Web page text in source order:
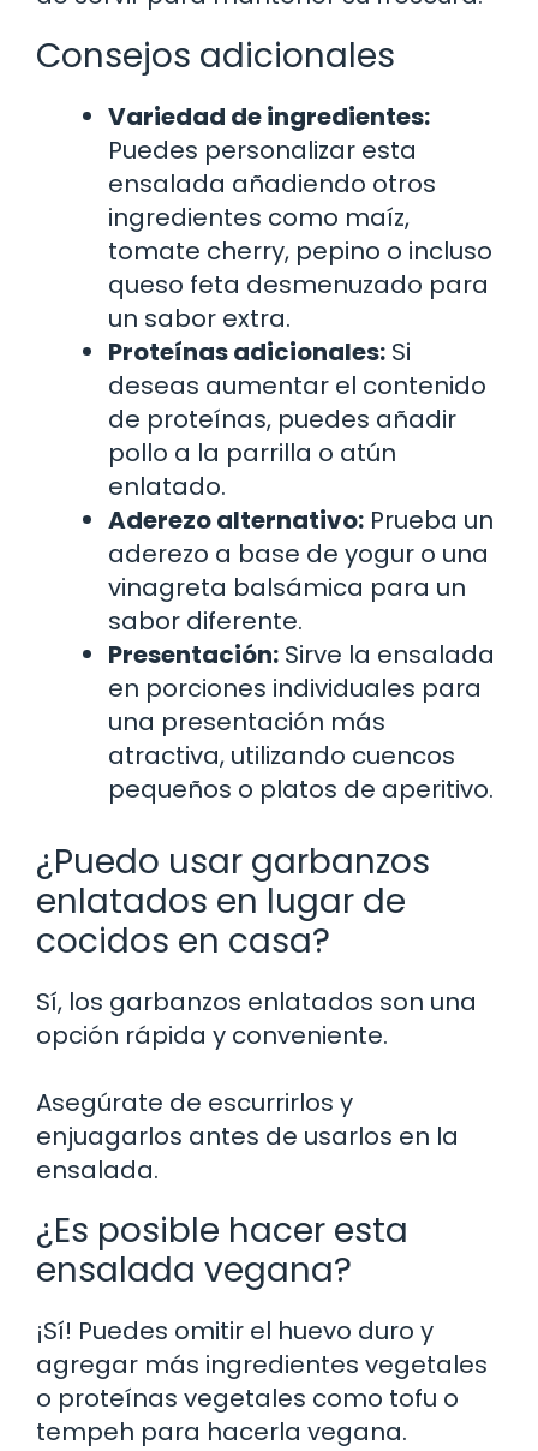
Consejos adicionales
Variedad de ingredientes:
Puedes personalizar esta
ensalada añadiendo otros
ingredientes como maíz,
tomate cherry, pepino o incluso
queso feta desmenuzado para
un sabor extra.
Proteínas adicionales: Si
deseas aumentar el contenido
de proteínas, puedes añadir
pollo a la parrilla o atún
enlatado.
Aderezo alternativo: Prueba un
aderezo a base de yogur o una
vinagreta balsámica para un
sabor diferente.
Presentación: Sirve la ensalada
en porciones individuales para
una presentación más
atractiva, utilizando cuencos
pequeños o platos de aperitivo.
¿Puedo usar garbanzos
enlatados en lugar de
cocidos en casa?
Sí, los garbanzos enlatados son una
opción rápida y conveniente.
Asegúrate de escurrirlos y
enjuagarlos antes de usarlos en la
ensalada.
¿Es posible hacer esta
ensalada vegana?
¡Sí! Puedes omitir el huevo duro y
agregar más ingredientes vegetales
o proteínas vegetales como tofu o
tempeh para hacerla vegana.